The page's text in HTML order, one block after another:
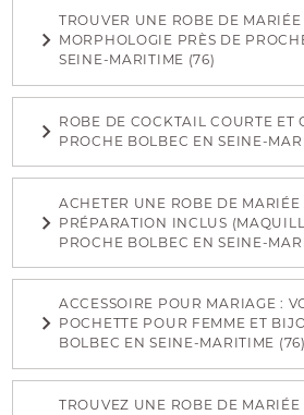
TROUVER UNE ROBE DE
MORPHOLOGIE PRÈS DE
SEINE-MARITIME (76)
ROBE DE COCKTAIL COURTE ET
PROCHE BOLBEC EN SEINE-
ACHETER UNE ROBE DE MARIÉE
PRÉPARATION INCLUS
PROCHE BOLBEC EN SEINE-
ACCESSOIRE POUR MARIAGE :
POCHETTE POUR FEMME ET
BOLBEC EN SEINE-MARITIME (76)
TROUVEZ UNE ROBE DE